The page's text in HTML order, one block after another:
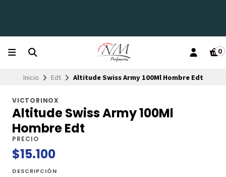
0
Inicio Edt Altitude Swiss Army 100Ml Hombre Edt
VICTORINOX
Altitude Swiss Army 100Ml
Hombre Edt
PRECIO
$15.100
DESCRIPCIÓN